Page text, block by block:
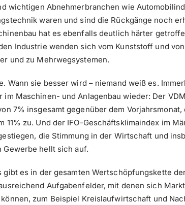
wichtigen Abnehmerbranchen wie
waren und sind die Rückgänge noch
hat es ebenfalls deutlich härter
Industrie wenden sich vom Kunststoff und
und zu Mehrwegsystemen.
Wann sie besser wird – niemand weiß es.
im Maschinen- und Anlagenbau wieder: Der
7% insgesamt gegenüber dem
11% zu. Und der IFO-Geschäftsklimaindex im
die Stimmung in der Wirtschaft und
Gewerbe hellt sich auf.
gibt es in der gesamten Wertschöpfungskette
Aufgabenfelder, mit denen sich
zum Beispiel Kreislaufwirtschaft und